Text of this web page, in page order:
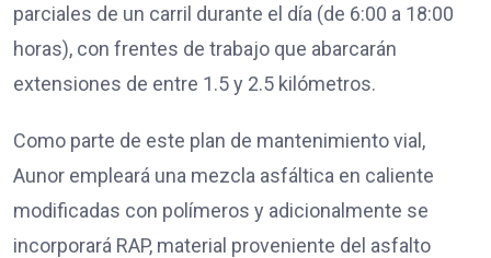
parciales de un carril durante el día (de 6:00 a 18:00
horas), con frentes de trabajo que abarcarán
extensiones de entre 1.5 y 2.5 kilómetros.
Como parte de este plan de mantenimiento vial,
Aunor empleará una mezcla asfáltica en caliente
modificadas con polímeros y adicionalmente se
incorporará RAP, material proveniente del asfalto